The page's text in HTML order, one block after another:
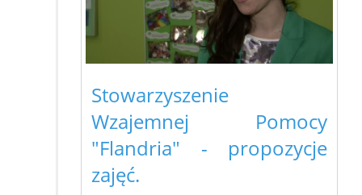
Stowarzyszenie
Wzajemnej Pomocy
"Flandria" - propozycje
zajęć.